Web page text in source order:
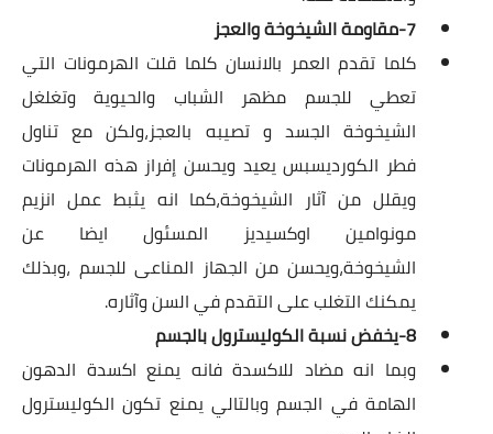
7-مقاومة الشيخوخة والعجز
كلما تقدم العمر بالانسان كلما قلت الهرمونات التي
تعطي للجسم مظهر الشباب والحيوية وتغلغل
الشيخوخة الجسد و تصيبه بالعجز،ولكن مع تناول
فطر الكورديسبس يعيد ويحسن إفراز هذه الهرمونات
ويقلل من آثار الشيخوخة،كما انه يثبط عمل انزيم
مونوامين اوكسيديز المسئول ايضا عن
الشيخوخة،ويحسن من الجهاز المناعى للجسم ،وبذلك
يمكنك التغلب على التقدم في السن وآثاره.
8-يخفض نسبة الكوليسترول بالجسم
وبما انه مضاد للاكسدة فانه يمنع اكسدة الدهون
الهامة في الجسم وبالتالي يمنع تكون الكوليسترول